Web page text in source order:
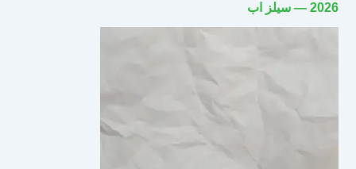
2026 — سيلز اب